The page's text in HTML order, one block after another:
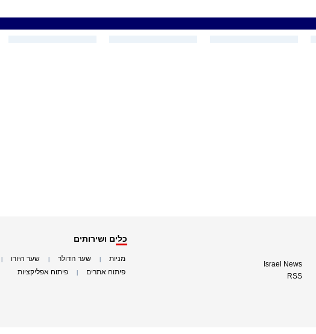
Israel News
RSS
כלים ושירותים
מניות שער הדולר שער היורו
פיתוח אתרים פיתוח אפליקציות